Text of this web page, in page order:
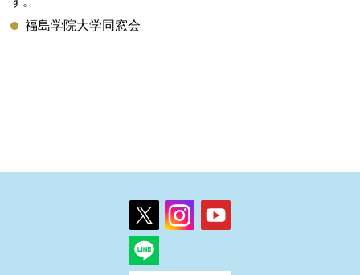
福島学院大学同窓会